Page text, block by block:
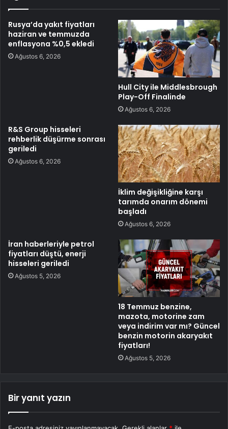
Rusya’da yakıt fiyatları
haziran ve temmuzda
enflasyona %0,5 ekledi
Ağustos 6, 2026
Hull City ile Middlesbrough
Play-Off Finalinde
Ağustos 6, 2026
R&S Group hisseleri
rehberlik düşürme sonrası
geriledi
Ağustos 6, 2026
İklim değişikliğine karşı
tarımda onarım dönemi
başladı
Ağustos 6, 2026
İran haberleriyle petrol
fiyatları düştü, enerji
hisseleri geriledi
Ağustos 5, 2026
18 Temmuz benzine,
mazota, motorine zam
veya indirim var mı? Güncel
benzin motorin akaryakıt
fiyatları!
Ağustos 5, 2026
Bir yanıt yazın